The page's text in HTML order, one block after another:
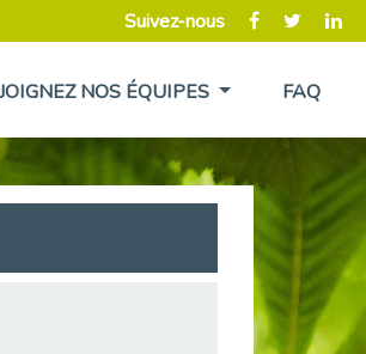
Suivez-nous
NOS ÉQUIPES FAQ